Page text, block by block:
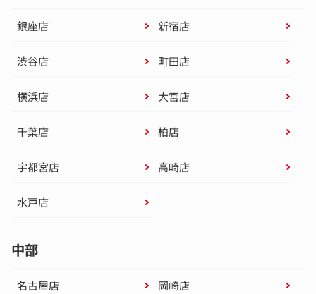
銀座店 新宿店
渋谷店 町田店
横浜店 大宮店
千葉店 柏店
宇都宮店 高崎店
水戸店
中部
名古屋店 岡崎店